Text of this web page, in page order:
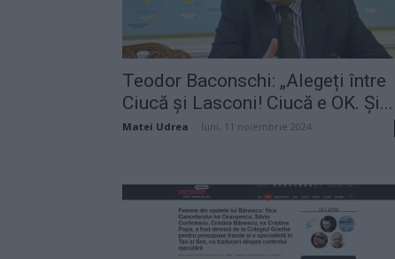
Teodor Baconschi: „Alegeți între
Ciucă și Lasconi! Ciucă e OK. Și...
Matei Udrea luni, 11 noiembrie 2024